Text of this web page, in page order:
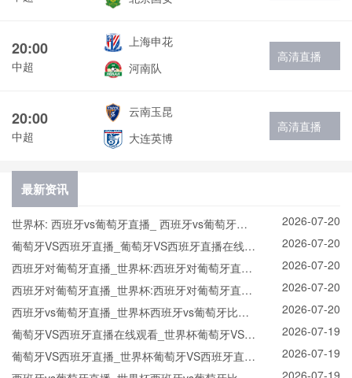
20:00
中超
上海申花
河南队
高清直播
20:00
中超
云南玉昆
大连英博
高清直播
最新资讯
世界杯: 西班牙vs葡萄牙直播_ 西班牙vs葡萄牙在
线直播_ 西班牙vs葡萄牙CCTV5直播入口-24直播
网
2026-07-20
葡萄牙VS西班牙直播_葡萄牙VS西班牙直播在线观
看_葡萄牙VS西班牙实时全场直播入口
2026-07-20
西班牙对葡萄牙直播_世界杯:西班牙对葡萄牙直播
免费观看直播_世界杯西班牙对葡萄牙直播在线观
看高清无插件
2026-07-20
西班牙对葡萄牙直播_世界杯:西班牙对葡萄牙直播
免费观看直播_世界杯西班牙对葡萄牙直播在线观
看高清无插件
2026-07-20
西班牙vs葡萄牙直播_世界杯西班牙vs葡萄牙比赛
直播高清入口_西班牙vs葡萄牙预测分析直播
2026-07-20
葡萄牙VS西班牙直播在线观看_世界杯葡萄牙VS西
班牙直播_葡萄牙VS西班牙比赛观看直达入口
2026-07-19
葡萄牙VS西班牙直播_世界杯葡萄牙VS西班牙直播
2026-07-19
2026-07-19